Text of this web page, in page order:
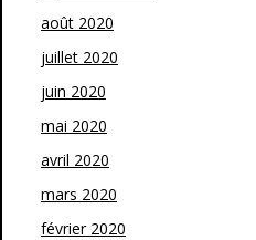
août 2020
juillet 2020
juin 2020
mai 2020
avril 2020
mars 2020
février 2020